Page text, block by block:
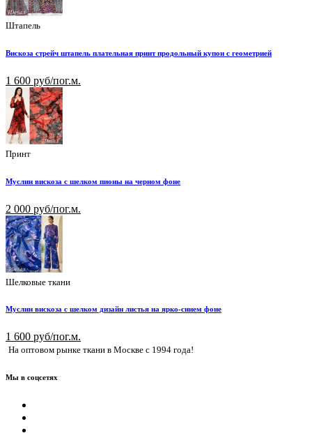
Штапель
Вискоза стрейч штапель плательная принт продольный купон с геометрией
1 600 руб/пог.м.
Принт
Муслин вискоза с шелком пионы на черном фоне
2 000 руб/пог.м.
Шелковые ткани
Муслин вискоза с шелком дизайн листья на ярко-синем фоне
1 600 руб/пог.м.
На оптовом рынке ткани в Москве с 1994 года!
Мы в соцсетях